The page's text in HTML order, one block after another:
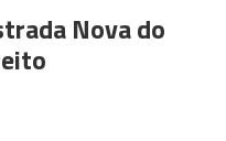
Nova do